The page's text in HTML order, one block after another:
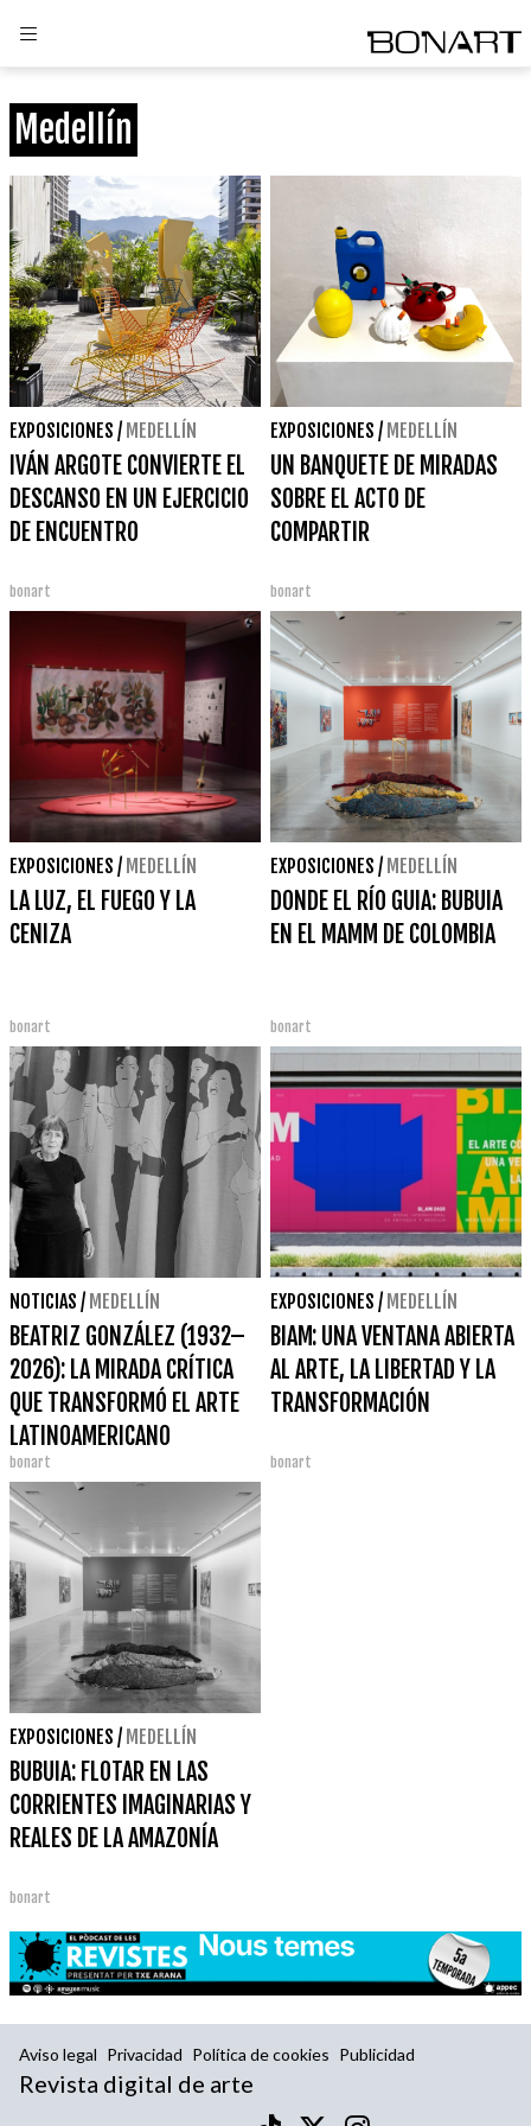
Medellín
EXPOSICIONES / MEDELLÍN
IVÁN ARGOTE CONVIERTE EL
DESCANSO EN UN EJERCICIO
DE ENCUENTRO
bonart
EXPOSICIONES / MEDELLÍN
UN BANQUETE DE MIRADAS
SOBRE EL ACTO DE
COMPARTIR
bonart
EXPOSICIONES / MEDELLÍN
LA LUZ, EL FUEGO Y LA
CENIZA
bonart
EXPOSICIONES / MEDELLÍN
DONDE EL RÍO GUIA: BUBUIA
EN EL MAMM DE COLOMBIA
bonart
NOTICIAS / MEDELLÍN
BEATRIZ GONZÁLEZ (1932–
2026): LA MIRADA CRÍTICA
QUE TRANSFORMÓ EL ARTE
LATINOAMERICANO
bonart
EXPOSICIONES / MEDELLÍN
BIAM: UNA VENTANA ABIERTA
AL ARTE, LA LIBERTAD Y LA
TRANSFORMACIÓN
bonart
EXPOSICIONES / MEDELLÍN
BUBUIA: FLOTAR EN LAS
CORRIENTES IMAGINARIAS Y
REALES DE LA AMAZONÍA
bonart
Aviso legal Privacidad Política de cookies Publicidad
Revista digital de arte